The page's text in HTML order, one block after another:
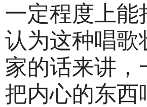
一定程度上
认为这种唱歌
家的话来讲
把内心的东西